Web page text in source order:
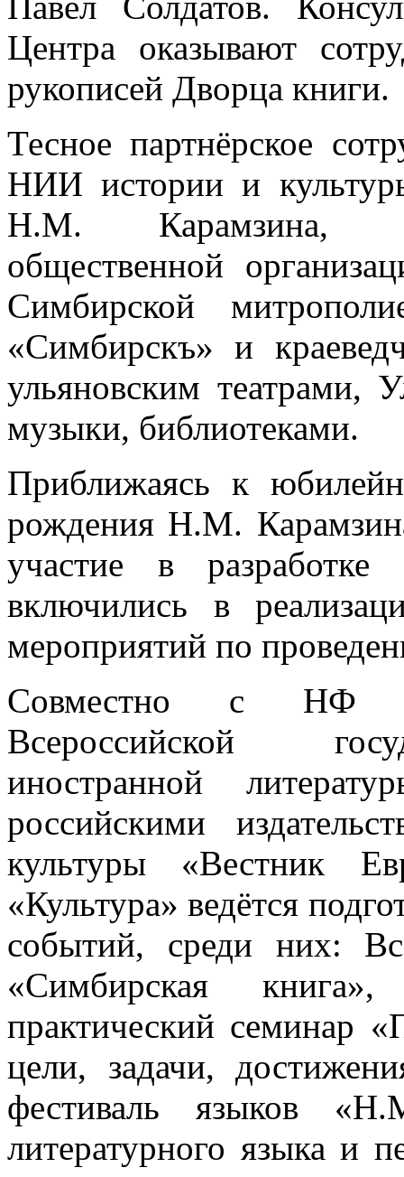
Центра оказывают
рукописей Дворца книги.
Тесное партнёрское
НИИ истории и
Н.М. Карамзина,
общественной
Симбирской
«Симбирскъ» и
ульяновским театрами,
музыки, библиотеками.
Приближаясь к
рождения Н.М.
участие в
включились в
мероприятий по
Совместно с НФ
Всероссийской
иностранной
российскими
культуры «Вестник
«Культура» ведётся
событий, среди них:
«Симбирская
практический семинар
цели, задачи,
фестиваль языков
литературного языка и